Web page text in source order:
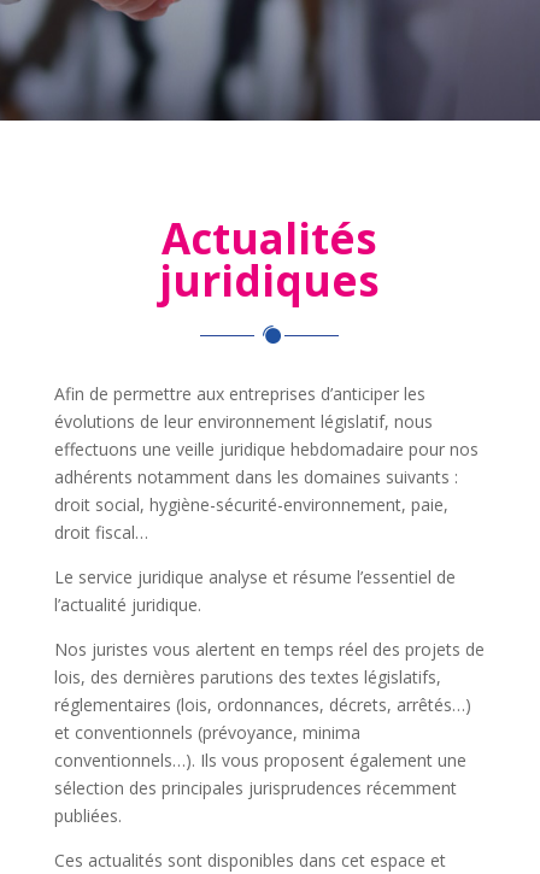
Actualités
juridiques
Afin de permettre aux entreprises d’anticiper les
évolutions de leur environnement législatif, nous
effectuons une veille juridique hebdomadaire pour nos
adhérents notamment dans les domaines suivants :
droit social, hygiène-sécurité-environnement, paie,
droit fiscal…
Le service juridique analyse et résume l’essentiel de
l’actualité juridique.
Nos juristes vous alertent en temps réel des projets de
lois, des dernières parutions des textes législatifs,
réglementaires (lois, ordonnances, décrets, arrêtés…)
et conventionnels (prévoyance, minima
conventionnels…). Ils vous proposent également une
sélection des principales jurisprudences récemment
publiées.
Ces actualités sont disponibles dans cet espace et